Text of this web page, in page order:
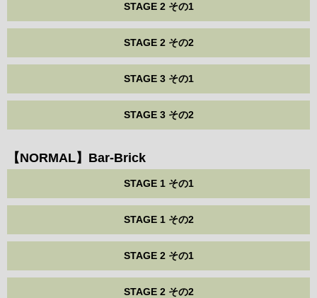
STAGE 2 その1
STAGE 2 その2
STAGE 3 その1
STAGE 3 その2
【NORMAL】Bar-Brick
STAGE 1 その1
STAGE 1 その2
STAGE 2 その1
STAGE 2 その2